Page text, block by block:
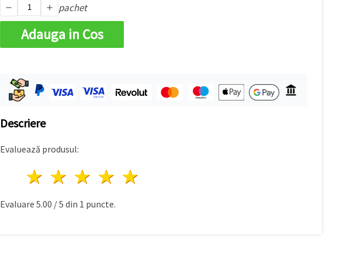
pachet
Adauga in Cos
Descriere
Evaluează produsul:
4 stele
3 stele
2 stele
1 stea
Evaluare 5.00 /5 din 1 puncte.